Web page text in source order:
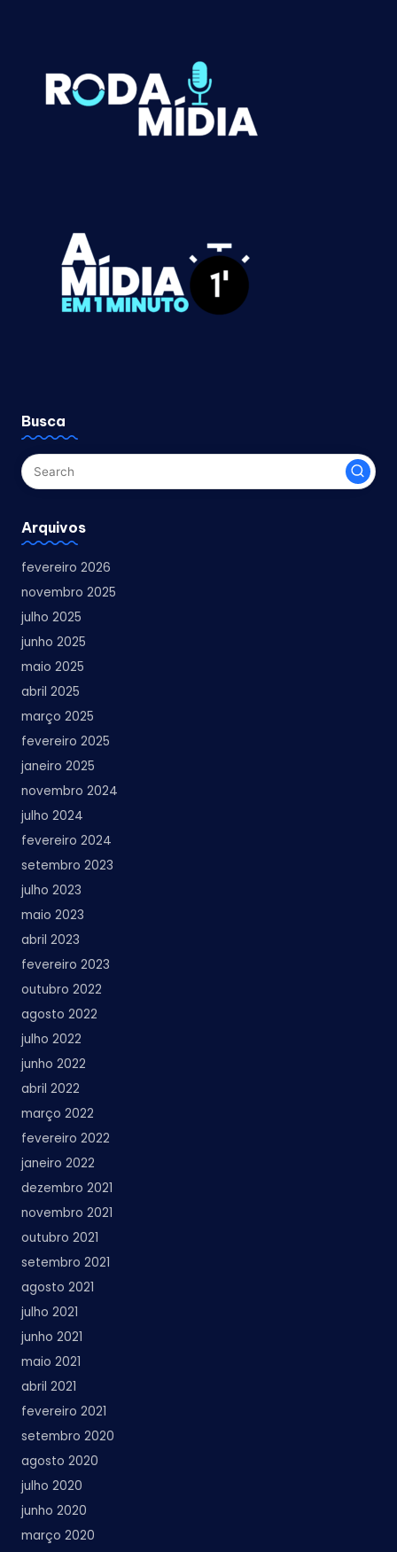
Busca
Arquivos
fevereiro 2026
novembro 2025
julho 2025
junho 2025
maio 2025
abril 2025
março 2025
fevereiro 2025
janeiro 2025
novembro 2024
julho 2024
fevereiro 2024
setembro 2023
julho 2023
maio 2023
abril 2023
fevereiro 2023
outubro 2022
agosto 2022
julho 2022
junho 2022
abril 2022
março 2022
fevereiro 2022
janeiro 2022
dezembro 2021
novembro 2021
outubro 2021
setembro 2021
agosto 2021
julho 2021
junho 2021
maio 2021
abril 2021
fevereiro 2021
setembro 2020
agosto 2020
julho 2020
junho 2020
março 2020